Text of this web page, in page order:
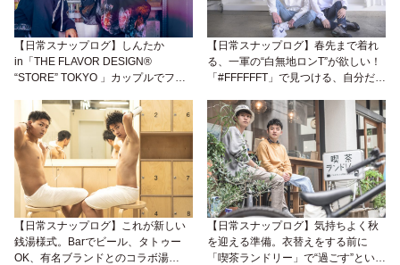
【日常スナップログ】しんたか
in「THE FLAVOR DESIGN®︎
“STORE” TOKYO 」カップルでファ
【日常スナップログ】春先まで着れ
る、一軍の“白無地ロンT”が欲しい！
「#FFFFFFT」で見つける、自分だけ
#千駄ヶ谷
【日常スナップログ】これが新しい
銭湯様式。Barでビール、タトゥー
OK、有名ブランドとのコラボ湯
【日常スナップログ】気持ちよく秋
を迎える準備。衣替えをする前に
「喫茶ランドリー」で“過ごす”という